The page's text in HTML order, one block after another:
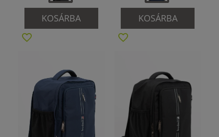
KOSÁRBA KOSÁRBA